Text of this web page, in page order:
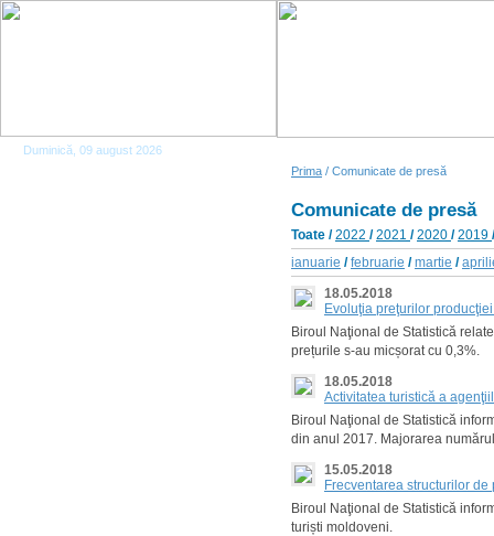
Duminică, 09 august 2026
Prima / Comunicate de presă
Comunicate de presă
Toate /2022 /2021 /2020 /2019
ianuarie /februarie /martie /
18.05.2018
Evoluţia preţurilor
Biroul Naţional de Statistică
prețurile s-au micșorat cu 0,3%.
18.05.2018
Activitatea turistică a
Biroul Naţional de Statistică
din anul 2017. Majorarea
15.05.2018
Frecventarea structurilor
Biroul Naţional de Statistică
turiști moldoveni.